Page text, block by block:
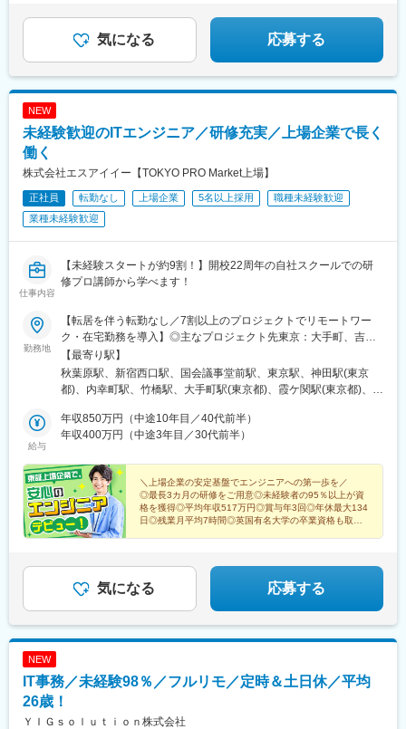
市駅、豊橋駅、刈谷駅、星ケ丘駅(愛知県)、高蔵寺駅、ＪＲ難波
駅、中百舌鳥駅、大曽根駅、赤池駅(愛知県)、大阪駅、新大阪駅、
北新地駅、大阪阿部野橋駅、近鉄名古屋駅、名鉄名古屋駅、博多
駅、天神駅、福岡空港駅(鉄道)、姪浜駅、西新駅、天神南駅、大橋
駅(福岡県)、中洲川端駅、千早駅、三ノ宮駅、尼崎駅(東海道本
王寺駅、近鉄奈良駅、学園前駅(奈良県)、大和西大寺駅、生駒駅、
和歌山駅、和歌山市駅、京都駅、京阪山科駅、烏丸駅、草津駅(滋
大通駅、札幌駅、仙台駅、岡山駅、下関駅、松江駅、鳥取駅、広
島駅、福山駅、横川駅、新白島駅、西条駅(広島県)、西高屋駅、東
広島駅、八本松駅、北参道駅、青井駅、浜松町駅、西日暮里駅(舎
人ライナー)、大崎広小路駅、祐天寺駅、江古田駅、二子新地駅、
橋駅、千里中央駅(大阪モノレール)、百舌鳥八幡駅、大阪天満宮
駅、玉造駅、宮之阪駅、新豊橋駅、なんば駅(地下鉄)、なかもず
駅、櫛田神社前駅、西鉄千早駅、三宮駅(神戸新交通)、ハーバーラ
ンド駅、山陽姫路駅、西代駅、山陽明石駅、新王寺駅、鳥居前
駅、田中口駅、山科駅、四条駅(京都市営)、石山駅、くいな橋駅、
西４丁目駅、さっぽろ駅、仙台駅(地下鉄)、岡山駅前駅、横川駅
(広島県)、白島駅(広島高速交通線)、竹橋駅、御成門駅、新桜台
駅前駅、平安通駅、呉服町駅(福岡県)、香椎宮前駅、三宮駅(神戸
市営)、高速神戸駅、西新町駅、信貴山下駅、四宮駅、五条駅(京都
公園駅、猿猴橋町駅、横川一丁目駅、城北駅
上駅、錦糸町駅、両国駅、豊洲駅、有明駅(東京都)、東京テレポー
ト駅、品川シーサイド駅、五反田駅、天王洲アイル駅、青物横丁
巣鴨駅、向原駅(東京都)、横浜駅、新高島駅、みなとみらい駅、刈
島駅、中村日赤駅、岩塚駅、名鉄名古屋駅、近鉄八田駅、ささし
屋港駅、荒子川公園駅、金山駅(愛知県)、西高蔵駅、熱田駅、熱田
神宮伝馬町駅、日比野駅(名古屋市営)、桜駅(愛知県)、柴田駅、笠
栄町駅(愛知県)、東別院駅、久屋大通駅、高岳駅、ナゴヤドーム前
矢田駅、一社駅、御器所駅、総合リハビリセンター駅、黒川駅(愛
梅田駅(阪急線)、中津駅(大阪府・阪急線)、西梅田駅、大阪天満宮
駅、梅田駅(地下鉄)、東梅田駅、天満駅、扇町駅(大阪府)、中崎町
駅、南森町駅、中津駅(地下鉄)、東三国駅、三国駅(大阪府)、新大
阪駅、南方駅(大阪府)、塚本駅、西中島南方駅、天満橋駅、大阪ビ
ジネスパーク駅、淀屋橋駅、北浜駅(大阪府)、長堀橋駅、肥後橋
駅、堺筋本町駅、本町駅、なんば駅(南海線)、大阪難波駅、玉造
駅、大阪上本町駅、東部市場前駅、関西空港駅(鉄道)、阿波座駅、
西長堀駅、西大橋駅、四ツ橋駅、ドーム前駅、福島駅(大阪府・阪
神線)、新福島駅、ユニバーサルシティ駅、緑橋駅、加島駅、ＪＲ
駅、泉大津駅、京都河原町駅、烏丸駅、京都駅、十条駅(京都府・
近鉄線)、西院駅(京福線)、上鳥羽口駅、淀駅、西京極駅、旧居留
地・大丸前駅、神戸三宮駅(阪神)、六甲駅、博多駅、札幌駅、虎ノ
門駅、有楽町駅、末広町駅(東京都)、御茶ノ水駅、淡路町駅、馬喰
町駅、九段下駅、宝町駅(東京都)、新富町駅(東京都)、汐留駅、白
都)、後楽園駅、駒込駅、両国駅(都営線)、新豊洲駅、東京ビッグ
サイト駅、台場駅、新馬場駅、下神明駅、鮫洲駅、大崎広小路
駅、代官山駅、南新宿駅、国立競技場駅、明治神宮前駅、二子新
地駅、新宿三丁目駅、新宿駅、下高井戸駅、中野坂上駅、牛込神
楽坂駅、平沼橋駅、高島町駅、近鉄名古屋駅、八田駅(名古屋市
前駅、本笠寺駅、鳴海駅、大須観音駅、矢田駅(愛知県)、吹上駅
(愛知県)、大阪梅田駅(阪神線)、東淀川駅、京橋駅(大阪府)、大阪
城北詰駅、なにわ橋駅、心斎橋駅、大阪城公園駅、松屋町駅、な
んば駅(地下鉄)、鶴橋駅、谷町九丁目駅、ドーム前千代崎駅、安治
でも…私生活も大切にしたくて…」
そんな方にピッタリなのが、マイナビワークス！
気になる 応募する
NEW
未経験歓迎のITエンジニア／研修充実／上場企業で長く
働く
株式会社エスアイイー【TOKYO PRO Market上場】
正社員 転勤なし 上場企業 5名以上採用
職種未経験歓迎
業種未経験歓迎
仕事内容
【未経験スタートが約9割！】開校22周年の自社スクールでの研
修プロ講師から学べます！
勤務地
【転居を伴う転勤なし／7割以上のプロジェクトでリモートワー
ク・在宅勤務を導入】◎主なプロジェクト先東京：大手町、吉祥
寺、恵比寿、麹町、三鷹、市ヶ谷、秋葉原、渋谷、新宿、青山一
丁目、赤坂、浅草、代々木、池袋、中野、調布、銀座、飯田橋、
品川、豊洲、有楽町、練馬、六本木など千葉：浦安、海浜幕張、
蔵小杉、磯子、戸塚、桜木町、新高島、川崎、保土ヶ谷など埼
玉：さいたま新都心、三郷中央、草加、北浦和、和光市、蕨など
秋葉原本社or新宿オフィスでの勤務になります。★入社に伴い転
居が必要な方は、ご相談に応じて引っ越し補助金（上限5万円）を
利用できます。・秋葉原本社／東京都千代田区神田松永町18 ビオ
レ秋葉原ビル3F（アクセス）各線「秋葉原駅」昭和通り口より徒
歩3分・新宿オフィス／東京都新宿区西新宿1-7-1 松岡セントラル
策：オフィス内禁煙
【最寄り駅】
秋葉原駅、新宿西口駅、国会議事堂前駅、東京駅、神田駅(東京
都)、内幸町駅、竹橋駅、大手町駅(東京都)、霞ケ関駅(東京都)、神
駅、新富町駅(東京都)、人形町駅、八丁堀駅(東京都)、高輪ゲート
ウェイ駅、田町駅(東京都)、芝浦ふ頭駅、神谷町駅、三田駅(東京
駅、新宿三丁目駅、市ケ谷駅、西武新宿駅、都庁前駅、若松河田
駅、西早稲田駅、新宿御苑前駅、大久保駅(東京都)、信濃町駅、早
稲田駅(都電荒川線)、春日駅(東京都)、豊洲駅、南砂町駅、東陽町
駅、木場駅(東京都)、門前仲町駅、亀戸駅、水天宮前駅、潮見駅、
西大島駅、東雲駅(東京都)、天王洲アイル駅、目黒駅、武蔵小山
北品川駅、神泉駅、原宿駅、恵比寿駅、千駄ケ谷駅、渋谷駅、向
原駅(東京都)、北池袋駅、都電雑司ケ谷駅、蓮沼駅、羽田空港第１
京急新子安駅、杉田駅(神奈川県)、戸塚駅、新高島駅、みなとみら
い駅、新横浜駅、仲町台駅、昭和駅、向河原駅、宮崎台駅、梶が
谷駅、向ケ丘遊園駅、新川崎駅、川崎駅、ＹＲＰ野比駅、愛甲石
給与
年収850万円（中途10年目／40代前半）
年収400万円（中途3年目／30代前半）
＼上場企業の安定基盤でエンジニアへの第一歩を／
◎最長3カ月の研修をご用意◎未経験者の95％以上が資
格を獲得◎平均年収517万円◎賞与年3回◎年休最大134
日◎残業月平均7時間◎英国有名大学の卒業資格も取得
気になる 応募する
NEW
IT事務／未経験98％／フルリモ／定時＆土日休／平均
26歳！
ＹＩＧｓｏｌｕｔｉｏｎ株式会社